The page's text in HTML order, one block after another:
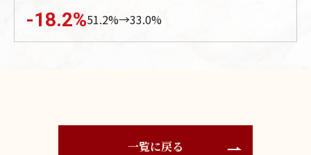
-18.2%51.2%→33.0%
一覧に戻る